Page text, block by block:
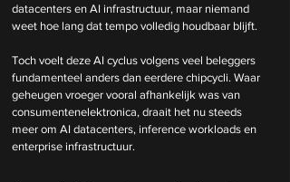
datacenters en AI infrastructuur, maar niemand
weet hoe lang dat tempo volledig houdbaar blijft.
Toch voelt deze AI cyclus volgens veel beleggers
fundamenteel anders dan eerdere chipcycli. Waar
geheugen vroeger vooral afhankelijk was van
consumentenelektronica, draait het nu steeds
meer om AI datacenters, inference workloads en
enterprise infrastructuur.